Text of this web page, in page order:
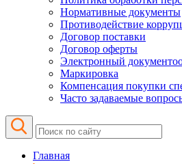
Нормативные документы
Противодействие
Договор поставки
Договор оферты
Электронный
Маркировка
Компенсация покупки
Часто задаваемые
Главная